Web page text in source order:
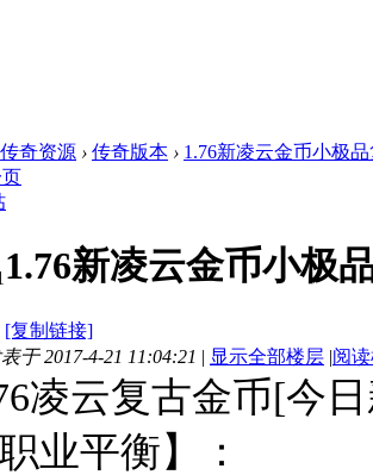
传奇资源 › 传奇版本 › 1.76新凌云金币小极
1.76新凌云金币小极
[复制链接]
于 2017-4-21 11:04:21 | 显示全部楼层 |阅
凌云复古金币[今
职业平衡】：